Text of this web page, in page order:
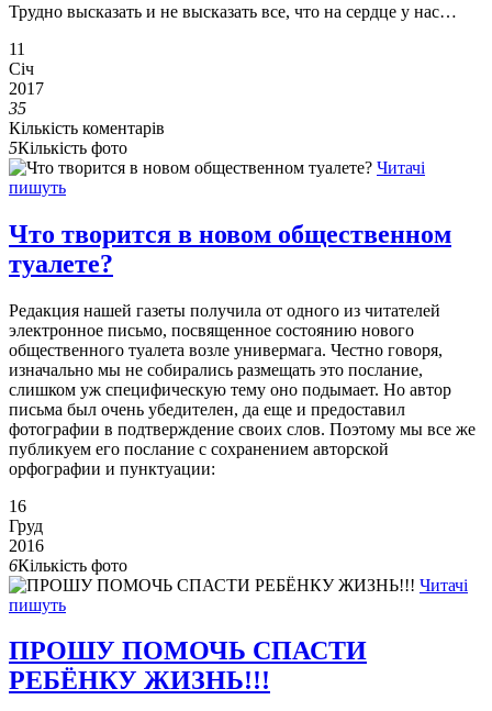
Трудно высказать и не высказать все, что на сердце у нас…
11
Січ
2017
35
Кількість коментарів
5Кількість фото
Читачі
пишуть
Что творится в новом общественном
туалете?
Редакция нашей газеты получила от одного из читателей
электронное письмо, посвященное состоянию нового
общественного туалета возле универмага. Честно говоря,
изначально мы не собирались размещать это послание,
слишком уж специфическую тему оно подымает. Но автор
письма был очень убедителен, да еще и предоставил
фотографии в подтверждение своих слов. Поэтому мы все же
публикуем его послание с сохранением авторской
орфографии и пунктуации:
16
Груд
2016
6Кількість фото
Читачі
пишуть
ПРОШУ ПОМОЧЬ СПАСТИ
РЕБЁНКУ ЖИЗНЬ!!!